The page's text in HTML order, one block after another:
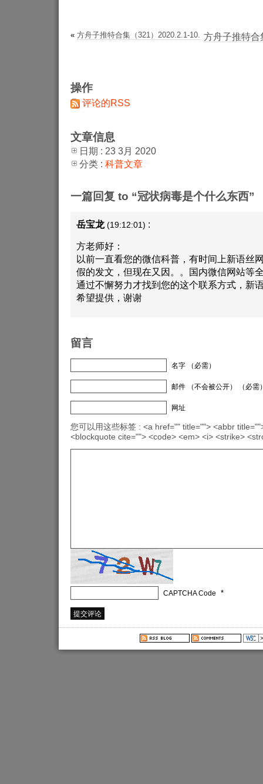
« 方舟子推特合集（321）2020.2.1-10. 方舟子推特合
操作
评论的RSS
文章信息
日期 : 23 3月 2020
分类 : 科普文章
一篇回复 to “冠状病毒是个什么东西”
岳宝龙 (19:12:01) :
方老师好：
以前一直看您的微信科普，有时间上新语丝
假的发文，但现在又因。。国内微信网站等
通过不懈努力才找到您的这个联系方式，新
希望提供，谢谢
留言
名字 （必需）
邮件 （不会被公开） （必需
网址
您可以用这些标签 : <a href="" title=""> <abbr
<blockquote cite=""> <code> <em> <i> <strike>
CAPTCHA Code *